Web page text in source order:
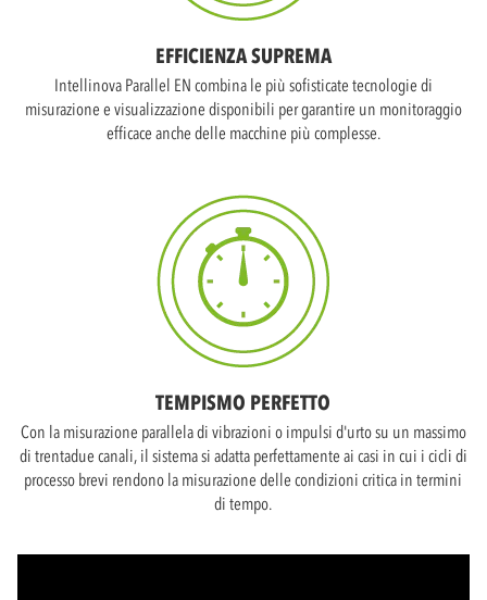
EFFICIENZA SUPREMA
Intellinova Parallel EN combina le più sofisticate tecnologie di
misurazione e visualizzazione disponibili per garantire un monitoraggio
efficace anche delle macchine più complesse.
TEMPISMO PERFETTO
Con la misurazione parallela di vibrazioni o impulsi d'urto su un massimo
di trentadue canali, il sistema si adatta perfettamente ai casi in cui i cicli di
processo brevi rendono la misurazione delle condizioni critica in termini
di tempo.